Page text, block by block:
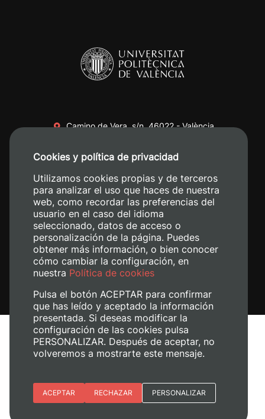
Camino de Vera, s/n. 46022 - València
+34 620 04 00 50
Avís legal
Política de cookies
Gestiona les galetes
Cookies y política de privacidad
Utilizamos cookies propias y de terceros
para analizar el uso que haces de nuestra
web, como recordar las preferencias del
usuario en el caso del idioma
seleccionado, datos de acceso o
personalización de la página. Puedes
obtener más información, o bien conocer
cómo cambiar la configuración, en
nuestra Política de cookies
Pulsa el botón ACEPTAR para confirmar
que has leído y aceptado la información
presentada. Si deseas modificar la
configuración de las cookies pulsa
PERSONALIZAR. Después de aceptar, no
volveremos a mostrarte este mensaje.
Esenciales
ACEPTAR RECHAZAR PERSONALIZAR